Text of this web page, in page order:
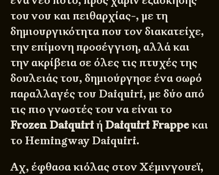
του νου και πειθαρχίας-, με τη
δημιουργικότητα που τον διακατείχε,
την επίμονη προσέγγιση, αλλά και
την ακρίβεια σε όλες τις πτυχές της
δουλειάς του, δημιούργησε ένα σωρό
παραλλαγές του Daiquiri, με δύο από
τις πιο γνωστές του να είναι το
Frozen Daiquiriή Daiquiri Frappeκαι
το Hemingway Daiquiri.
Αχ, έφθασα κιόλας στον Χέμινγουεϊ,